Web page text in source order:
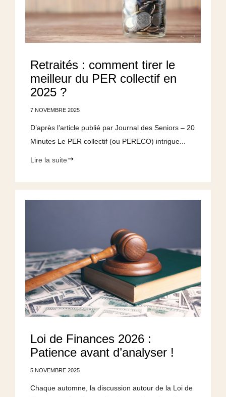
Retraités : comment tirer le
meilleur du PER collectif en
2025 ?
7 NOVEMBRE 2025
D’après l’article publié par Journal des Seniors – 20
Minutes Le PER collectif (ou PERECO) intrigue...
Lire la suite
Loi de Finances 2026 :
Patience avant d’analyser !
5 NOVEMBRE 2025
Chaque automne, la discussion autour de la Loi de